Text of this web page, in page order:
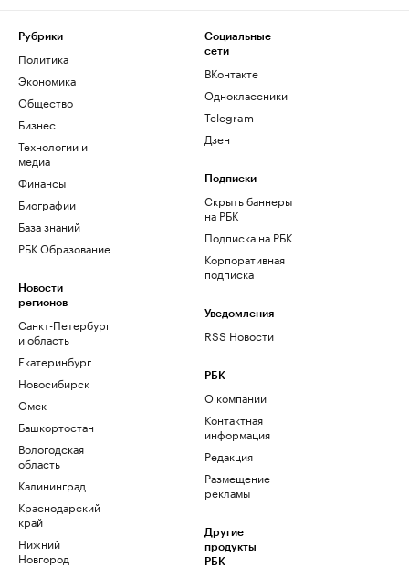
Рубрики
Политика
Экономика
Общество
Бизнес
Технологии и
медиа
Финансы
Биографии
База знаний
РБК Образование
Новости
регионов
Санкт-Петербург
и область
Екатеринбург
Новосибирск
Омск
Башкортостан
Вологодская
область
Калининград
Краснодарский
край
Нижний
Новгород
Социальные
сети
ВКонтакте
Одноклассники
Telegram
Дзен
Подписки
Скрыть баннеры
на РБК
Подписка на РБК
Корпоративная
подписка
Уведомления
RSS Новости
РБК
О компании
Контактная
информация
Редакция
Размещение
рекламы
Другие
продукты
РБК